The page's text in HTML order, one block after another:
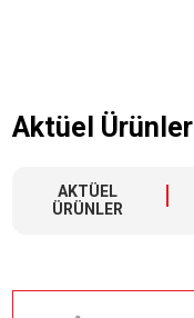
Aktüel Ürünler
AKTÜEL
ÜRÜNLER